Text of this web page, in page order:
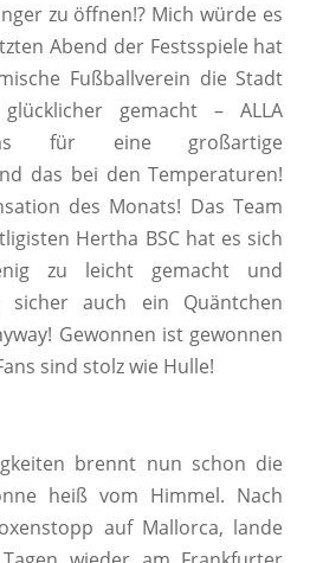
zu öffnen!? Mich würde es
Abend der Festsspiele hat
Fußballverein die Stadt
gemacht – ALLA
für eine großartige
das bei den Temperaturen!
des Monats! Das Team
Hertha BSC hat es sich
zu leicht gemacht und
sicher auch ein Quäntchen
Gewonnen ist gewonnen
sind stolz wie Hulle!
brennt nun schon die
heiß vom Himmel. Nach
auf Mallorca, lande